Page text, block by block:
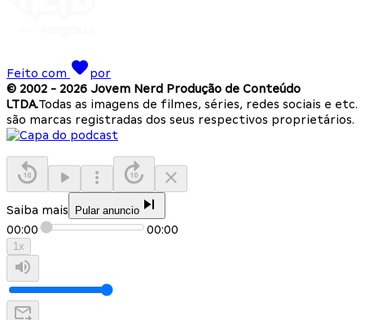
Feito com
por
© 2002 - 2026 Jovem Nerd Produção de Conteúdo
LTDA.Todas as imagens de filmes, séries, redes sociais e etc.
são marcas registradas dos seus respectivos proprietários.
Saiba mais Pular anuncio
00:00 00:00
1x